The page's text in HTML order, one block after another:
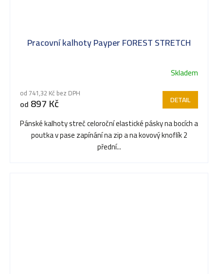
Pracovní kalhoty Payper FOREST STRETCH
produktu
je
5,0
Skladem
od 741,32 Kč bez DPH
od 897 Kč DETAIL
Pánské kalhoty streč celoroční elastické pásky na bocích a
poutka v pase zapínání na zip a na kovový knoflík 2
přední...